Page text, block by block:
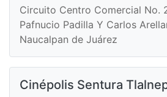
Circuito Centro Comercial No.
Pafnucio Padilla Y Carlos
Naucalpan de Juárez
Cinépolis Sentura